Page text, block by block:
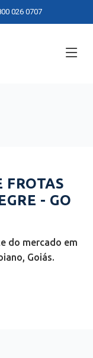
026 0707
FROTAS
- GO
do mercado em
Goiás.